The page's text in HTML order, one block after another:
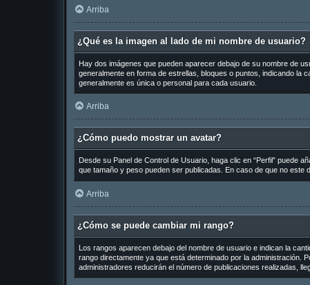
Arriba
¿Qué es la imagen al lado de mi nombre de usuario?
Hay dos imágenes que pueden aparecer debajo de su nombre de
generalmente en forma de estrellas, bloques o puntos, indicando la
generalmente es única o personal para cada usuario.
Arriba
¿Cómo puedo mostrar un avatar?
Desde su Panel de Control de Usuario, haga clic en “Perfil” puede
que tamaño y peso pueden ser publicadas. En caso de que no este
Arriba
¿Cómo se puede cambiar mi rango?
Los rangos aparecen debajo del nombre de usuario e indican la
rango directamente ya que está determinado por la administración.
administradores reducirán el número de publicaciones realizadas,